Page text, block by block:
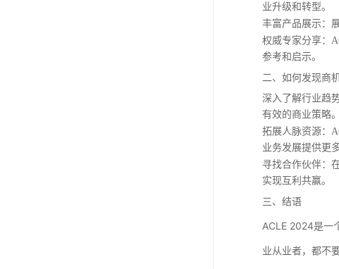
业升级和转型。
丰富产品展示：
权威专家分享：
参考和启示。
二、如何发现商
深入了解行业趋
有效的商业策略。
拓展人脉资源：
业务发展提供更
寻找合作伙伴：
实现互利共赢。
三、结语
ACLE 2024是一
业从业者，都不